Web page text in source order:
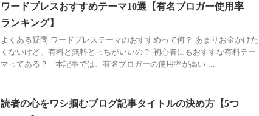
ワードプレスおすすめテーマ10選【有名ブロガー使用率
ランキング】
よくある疑問 ワードプレステーマのおすすめって何？ あまりお金かけた
くないけど、有料と無料どっちがいいの？ 初心者にもおすすな有料テー
マってある？ 本記事では、有名ブロガーの使用率が高い ...
読者の心をワシ掴むブログ記事タイトルの決め方【5つ